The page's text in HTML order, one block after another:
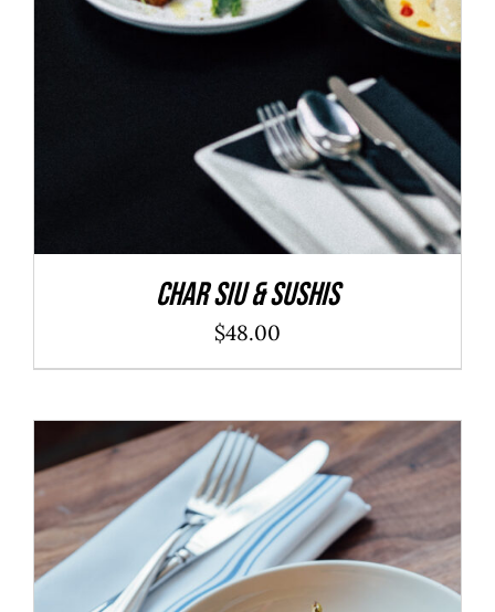
ADD TO CART / DÉTAILS
Char Siu & Sushis
$48.00